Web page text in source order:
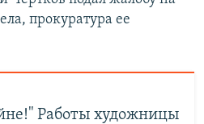
прокуратура ее
Работы художницы